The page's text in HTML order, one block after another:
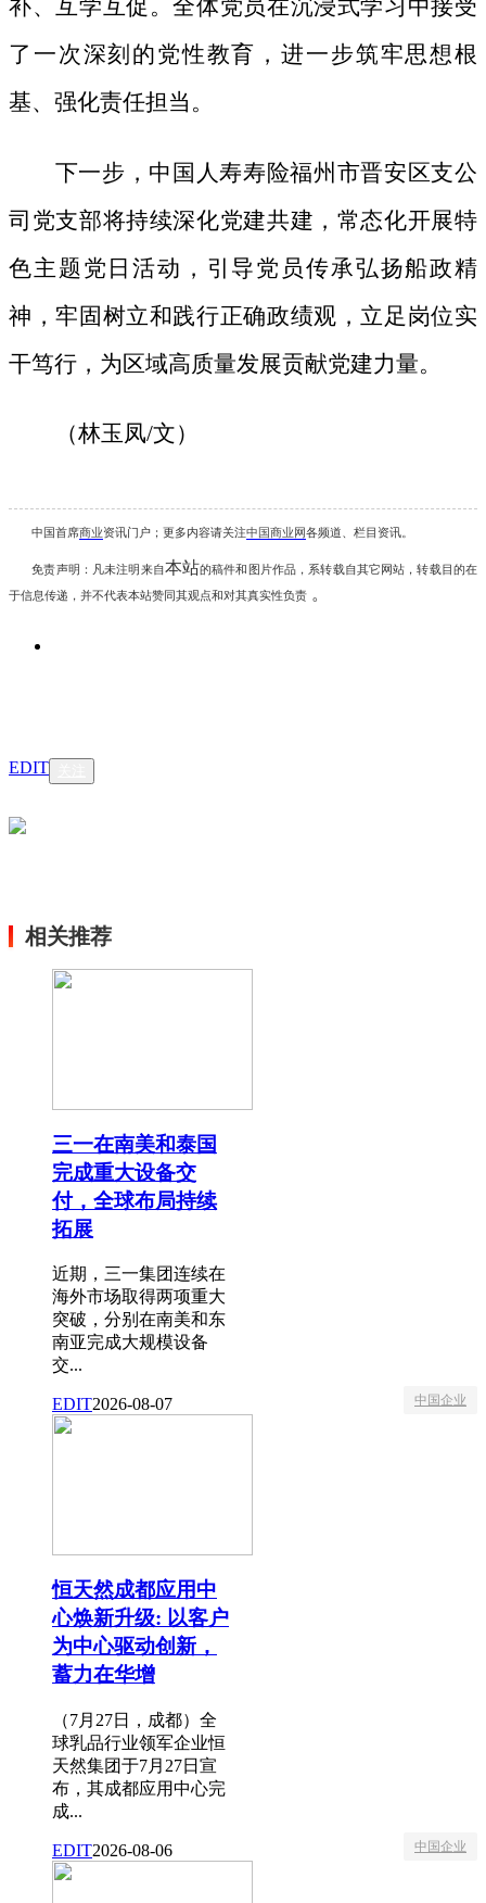
补、互学互促。全体党员在沉浸式学习中接受
了一次深刻的党性教育，进一步筑牢思想根
基、强化责任担当。
下一步，中国人寿寿险福州市晋安区支公
司党支部将持续深化党建共建，常态化开展特
色主题党日活动，引导党员传承弘扬船政精
神，牢固树立和践行正确政绩观，立足岗位实
干笃行，为区域高质量发展贡献党建力量。
（林玉凤/文）
中国首席商业资讯门户；更多内容请关注中国商业网各频道、栏目资讯
免责声明：凡未注明 来自本站的稿件和图片作品，系转载自其它网站，转载目的在
于信息传递，并不代表本站赞同其观点和对其真实性负责 。
EDIT
相关推荐
三一在南美和泰国
完成重大设备交
付，全球布局持续
拓展
近期，三一集团连续在
海外市场取得两项重大
突破，分别在南美和东
南亚完成大规模设备
交...
EDIT2026-08-07 中国企业
恒天然成都应用中
心焕新升级: 以客户
为中心驱动创新，
蓄力在华增
（7月27日，成都）全
球乳品行业领军企业恒
天然集团于7月27日宣
布，其成都应用中心完
成...
EDIT2026-08-06 中国企业